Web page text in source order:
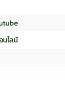
นไลน์